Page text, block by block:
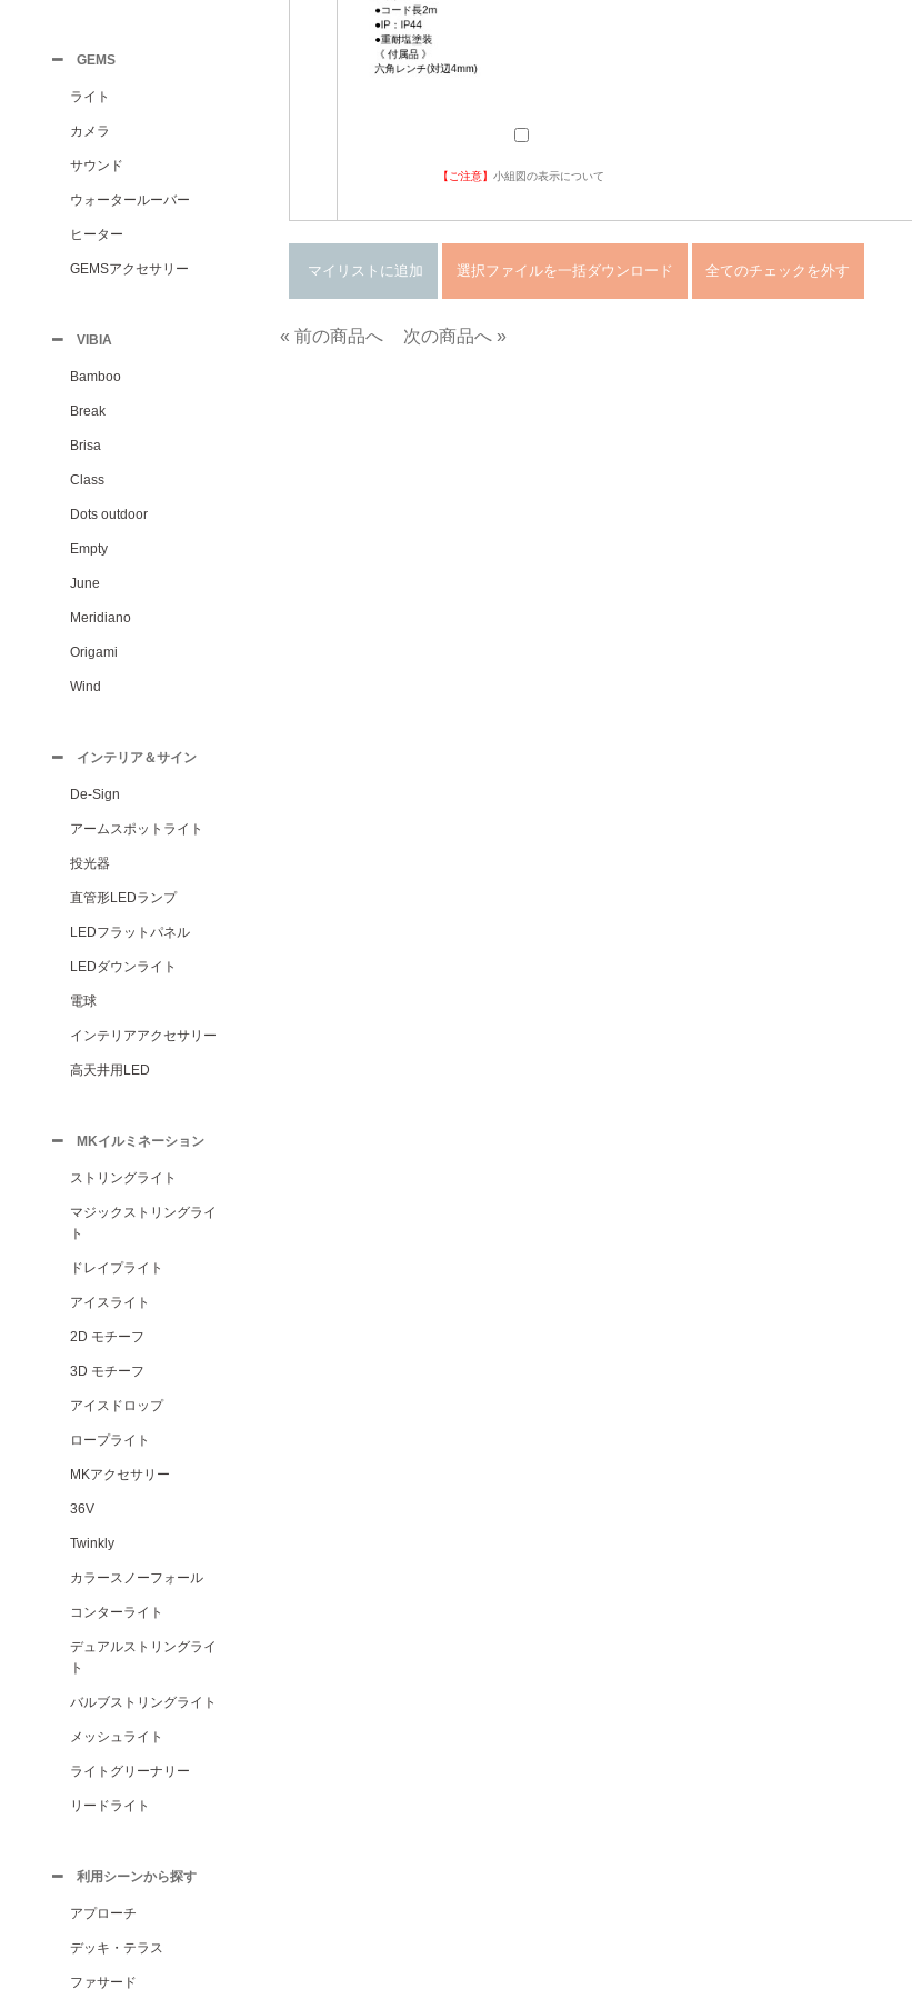
GEMS
ライト
カメラ
サウンド
ウォータールーバー
ヒーター
GEMSアクセサリー
VIBIA
Bamboo
Break
Brisa
Class
Dots outdoor
Empty
June
Meridiano
Origami
Wind
インテリア＆サイン
De-Sign
アームスポットライト
投光器
直管形LEDランプ
LEDフラットパネル
LEDダウンライト
電球
インテリアアクセサリー
高天井用LED
MKイルミネーション
ストリングライト
マジックストリングライ
ト
ドレイプライト
アイスライト
2D モチーフ
3D モチーフ
アイスドロップ
ロープライト
MKアクセサリー
36V
Twinkly
カラースノーフォール
コンターライト
デュアルストリングライ
ト
バルブストリングライト
メッシュライト
ライトグリーナリー
リードライト
利用シーンから探す
アプローチ
デッキ・テラス
ファサード
【ご注意】小組図の表示について
« 前の商品へ 次の商品へ »